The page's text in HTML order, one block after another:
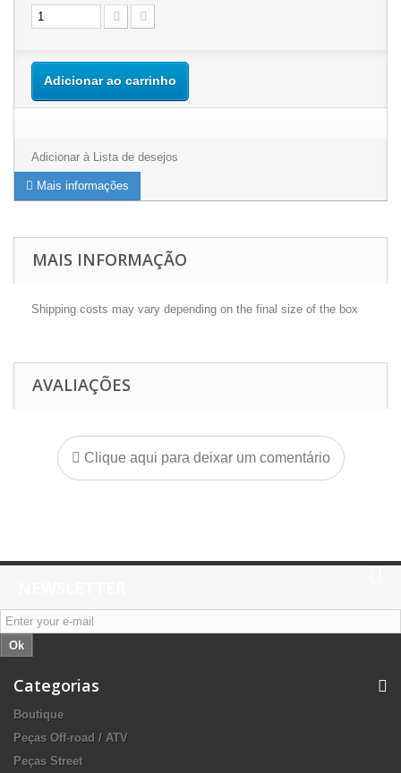
Adicionar ao carrinho
Adicionar à Lista de desejos
Mais informações
MAIS INFORMAÇÃO
Shipping costs may vary depending on the final size of the box
AVALIAÇÕES
Clique aqui para deixar um comentário
Ok
Categorias
Boutique
Peças Off-road / ATV
Peças Street